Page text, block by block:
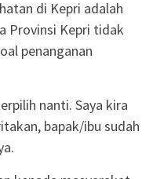
di Kepri adalah
Provinsi Kepri tidak
penanganan
nanti. Saya kira
bapak/ibu sudah